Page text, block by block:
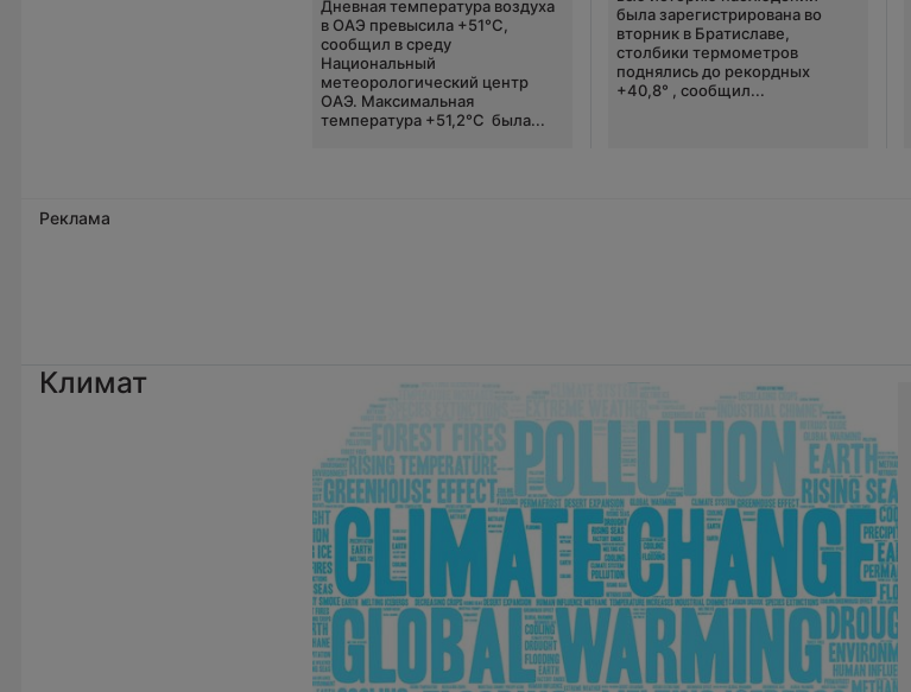
Дневная температура воздуха
в ОАЭ превысила +51°C,
сообщил в среду
Национальный
метеорологический центр
ОАЭ. Максимальная
температура +51,2°C была...
была зарегистрирована во
вторник в Братиславе,
столбики термометров
поднялись до рекордных
+40,8° , сообщил...
Реклама
Климат